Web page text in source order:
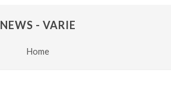
NEWS - VARIE
Home